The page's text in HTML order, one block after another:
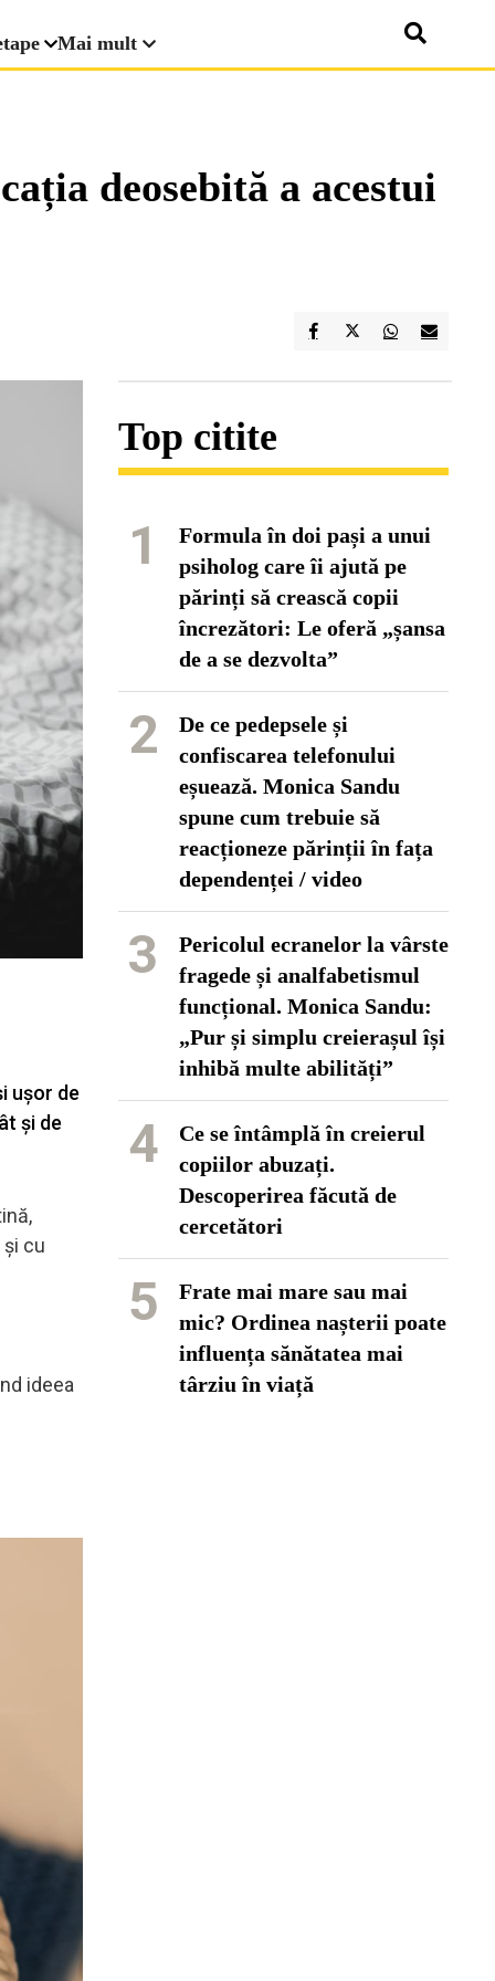
Mai mult
deosebită a acestui
ușor de
și de
cu
ideea
Top citite
1
Formula în doi pași a unui
psiholog care îi ajută pe
părinți să crească copii
încrezători: Le oferă „șansa
de a se dezvolta”
2
De ce pedepsele și
confiscarea telefonului
eșuează. Monica Sandu
spune cum trebuie să
reacționeze părinții în fața
dependenței / video
3
Pericolul ecranelor la vârste
fragede și analfabetismul
funcțional. Monica Sandu:
„Pur și simplu creierașul își
inhibă multe abilități”
4
Ce se întâmplă în creierul
copiilor abuzați.
Descoperirea făcută de
cercetători
5
Frate mai mare sau mai
mic? Ordinea nașterii poate
influența sănătatea mai
târziu în viață